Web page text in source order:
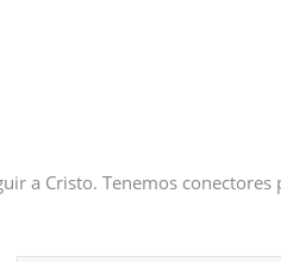
a Cristo. Tenemos conectores